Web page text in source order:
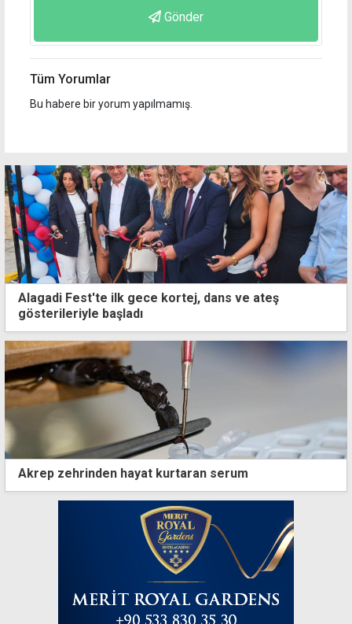
Gönder
Tüm Yorumlar
Bu habere bir yorum yapılmamış.
Alagadi Fest'te ilk gece kortej, dans ve ateş
gösterileriyle başladı
Akrep zehrinden hayat kurtaran serum